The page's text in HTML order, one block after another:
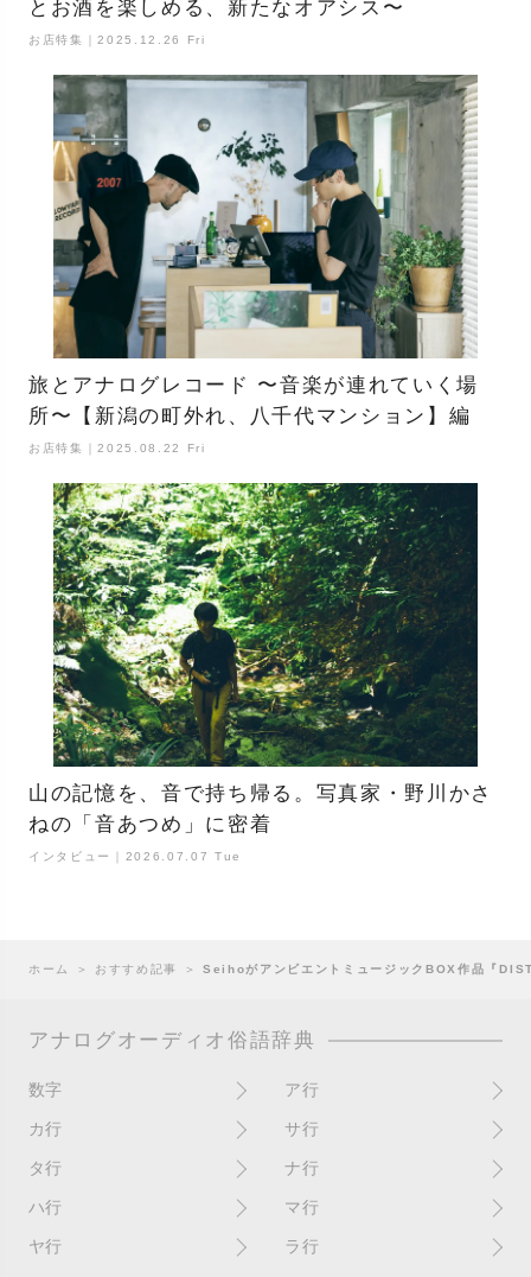
とお酒を楽しめる、新たなオアシス〜
お店特集｜2025.12.26 Fri
旅とアナログレコード 〜音楽が連れていく場
所〜【新潟の町外れ、八千代マンション】編
お店特集｜2025.08.22 Fri
山の記憶を、音で持ち帰る。写真家・野川かさ
ねの「音あつめ」に密着
インタビュー｜2026.07.07 Tue
ホーム ＞ おすすめ記事 ＞SeihoがアンビエントミュージックBOX作品『
アナログオーディオ俗語辞典
数字
10インチ
4チャンネル
ア行
RPM(33,45)
赤盤
アセテート盤
EPアダプター
カ行
書き込み
歌詞記載ジャケット
ガチャ盤
サ行
サイン
CDJ
シールド盤
タ行
ターンテーブル
ダイナフレックス
ナ行
2枚使い
ン）
ハ行
ハウリング
マ行
マスターテンポ
ヤ行 ラ行